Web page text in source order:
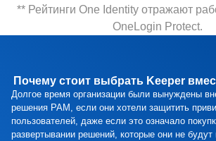
** Рейтинги One Identity отражают
OneLogin Protect.
Почему стоит выбрать Keeper
Долгое время организации были вынуждены
решения PAM, если они хотели защитить
пользователей, даже если это означало
развертывании решений, которые они не будут